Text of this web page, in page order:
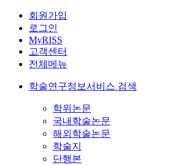
회원가입
로그인
MyRISS
고객센터
전체메뉴
학술연구정보서비스 검색
학위논문
국내학술논문
해외학술논문
학술지
단행본